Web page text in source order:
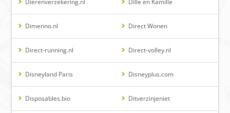
Dierenverzekering.nl Dille en Kamille
Dimenno.nl Direct Wonen
Direct-running.nl Direct-volley.nl
Disneyland Paris Disneyplus.com
Disposables.bio Ditverzinjeniet